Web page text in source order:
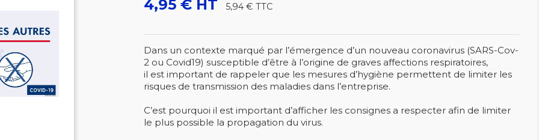
4,95 € HT 5,94 € TTC
Dans un contexte marqué par l’émergence d’un nouveau coronavirus (SARS-Cov-
2 ou Covid19) susceptible d’être à l’origine de graves affections respiratoires,
il est important de rappeler que les mesures d’hygiène permettent de limiter les
risques de transmission des maladies dans l’entreprise.
C’est pourquoi il est important d’afficher les consignes a respecter afin de limiter
le plus possible la propagation du virus.